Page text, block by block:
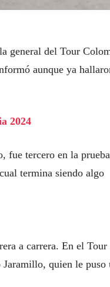
general del Tour
aunque ya
2024
fue tercero en la
termina siendo algo
a carrera. En el Tour
quien le puso